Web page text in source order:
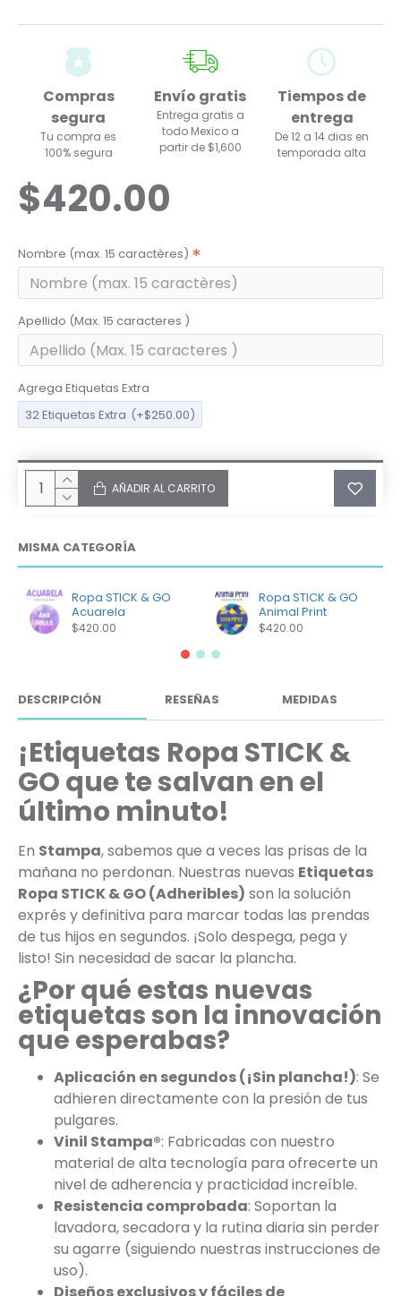
Compras
segura
Tu compra es
100% segura
Envío gratis
Entrega gratis a
todo Mexico a
partir de $1,600
Tiempos de
entrega
De 12 a 14 dias en
temporada alta
$420.00
Nombre (max. 15 caractères)
Apellido (Max. 15 caracteres )
Agrega Etiquetas Extra
32 Etiquetas Extra (+$250.00)
AÑADIR AL CARRITO
MISMA CATEGORÍA
Ropa STICK & GO
Acuarela
$420.00
Ropa STICK & GO
Animal Print
$420.00
DESCRIPCIÓN RESEÑAS MEDIDAS
¡Etiquetas Ropa STICK &
GO que te salvan en el
último minuto!
En Stampa, sabemos que a veces las prisas de la
mañana no perdonan. Nuestras nuevas Etiquetas
Ropa STICK & GO (Adheribles) son la solución
exprés y definitiva para marcar todas las prendas
de tus hijos en segundos. ¡Solo despega, pega y
listo! Sin necesidad de sacar la plancha.
¿Por qué estas nuevas
etiquetas son la innovación
que esperabas?
Aplicación en segundos (¡Sin plancha!): Se
adhieren directamente con la presión de tus
pulgares.
Vinil Stampa®: Fabricadas con nuestro
material de alta tecnología para ofrecerte un
nivel de adherencia y practicidad increíble.
Resistencia comprobada: Soportan la
lavadora, secadora y la rutina diaria sin perder
su agarre (siguiendo nuestras instrucciones de
uso).